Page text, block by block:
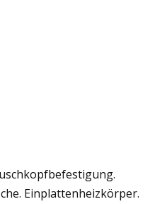
Einplattenheizkörper.